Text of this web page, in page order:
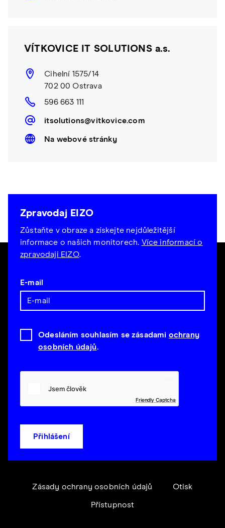
VÍTKOVICE IT SOLUTIONS a.s.
Cihelní 1575/14
702 00 Ostrava
596 663 111
itsolutions@vitkovice.com
Na webové stránky
Zpravodaj EIZO
Zůstaňte v obraze a získejte nejdůležitější
informace o našich monitorech. Více informací o
zpravodaji EIZO.
E-mail
Odesláním souhlasím se zásadami ochrany
osobních údajů.
Friendly Captcha
Přihlášení
Zásady ochrany osobních údajů Otisk
Přístupnost